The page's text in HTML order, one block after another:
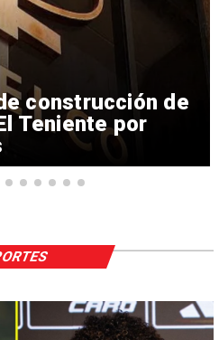
construcción de
Teniente por